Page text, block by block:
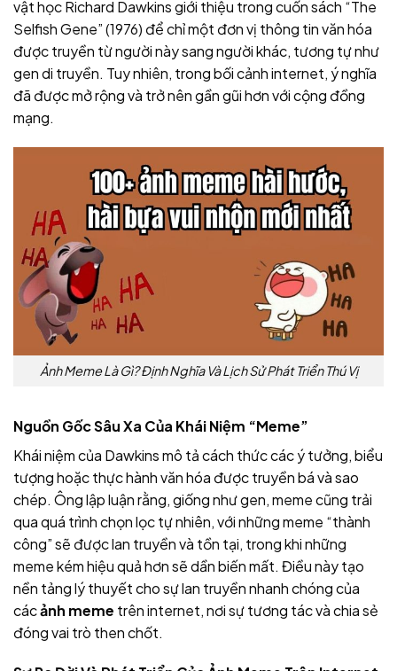
vật học Richard Dawkins giới thiệu trong cuốn sách “The
Selfish Gene” (1976) để chỉ một đơn vị thông tin văn hóa
được truyền từ người này sang người khác, tương tự như
gen di truyền. Tuy nhiên, trong bối cảnh internet, ý nghĩa
đã được mở rộng và trở nên gần gũi hơn với cộng đồng
mạng.
Ảnh Meme Là Gì? Định Nghĩa Và Lịch Sử Phát Triển Thú Vị
Nguồn Gốc Sâu Xa Của Khái Niệm “Meme”
Khái niệm của Dawkins mô tả cách thức các ý tưởng, biểu
tượng hoặc thực hành văn hóa được truyền bá và sao
chép. Ông lập luận rằng, giống như gen, meme cũng trải
qua quá trình chọn lọc tự nhiên, với những meme “thành
công” sẽ được lan truyền và tồn tại, trong khi những
meme kém hiệu quả hơn sẽ dần biến mất. Điều này tạo
nền tảng lý thuyết cho sự lan truyền nhanh chóng của
cácảnh meme trên internet, nơi sự tương tác và chia sẻ
đóng vai trò then chốt.